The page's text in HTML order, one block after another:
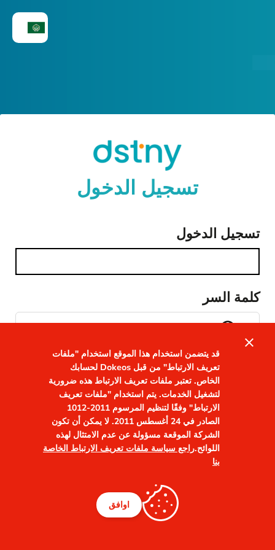
تسجيل الدخول
تسجيل الدخول
كلمة السر
visibility
ذكرني نسيت كلمة مرورك؟
قد يتضمن استخدام هذا الموقع استخدام "ملفات
تعريف الارتباط" من قبل Dokeos لحسابك
الخاص. تعتبر ملفات تعريف الارتباط هذه ضرورية
لتشغيل الخدمات. يتم استخدام "ملفات تعريف
الارتباط" وفقًا لتنظيم المرسوم 2011-1012
الصادر في 24 أغسطس 2011. لا يمكن أن تكون
الشركة الموقعة مسؤولة عن عدم الامتثال لهذه
اللوائح.راجع سياسة ملفات تعريف الارتباط الخاصة
بنا
اوافق
close